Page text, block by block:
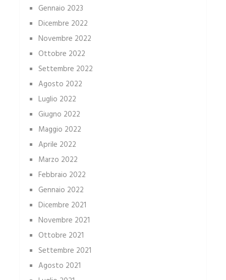
Gennaio 2023
Dicembre 2022
Novembre 2022
Ottobre 2022
Settembre 2022
Agosto 2022
Luglio 2022
Giugno 2022
Maggio 2022
Aprile 2022
Marzo 2022
Febbraio 2022
Gennaio 2022
Dicembre 2021
Novembre 2021
Ottobre 2021
Settembre 2021
Agosto 2021